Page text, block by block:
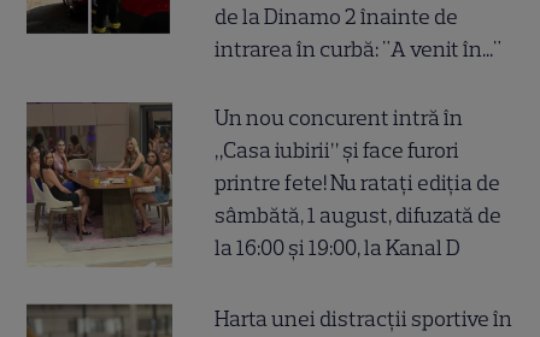
de la Dinamo 2 înainte de
intrarea în curbă: "A venit în..."
Un nou concurent intră în
„Casa iubirii” și face furori
printre fete! Nu ratați ediția de
sâmbătă, 1 august, difuzată de
la 16:00 și 19:00, la Kanal D
Harta unei distracții sportive în